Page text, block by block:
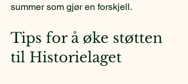
summer som gjør en forskjell.
Tips for å øke støtten
til Historielaget